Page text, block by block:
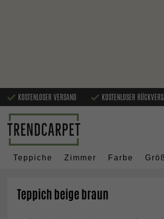
KOSTENLOSER VERSAND KOSTENLOSER
Teppiche Zimmer Farbe
Teppich beige braun